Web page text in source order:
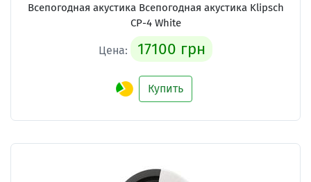
Всепогодная акустика Всепогодная акустика Klipsch
CP-4 White
Цена: 17100 грн
Купить